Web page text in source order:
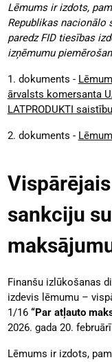
Lēmums ir izdots,
Republikas nacionālo
paredz FID tiesības
izņēmumu
1. dokuments -
ārvalsts komersanta
LATPRODUKTI
2. dokuments -
sankciju
Finanšu izlūkošanas
izdevis lēmumu –
1/16 “Par atļauto
2026. gada 20.
Lēmums ir izdots,